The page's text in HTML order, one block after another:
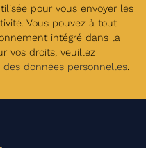
pour vous envoyer les
Vous pouvez à tout
intégré dans la
vos droits, veuillez
données personnelles